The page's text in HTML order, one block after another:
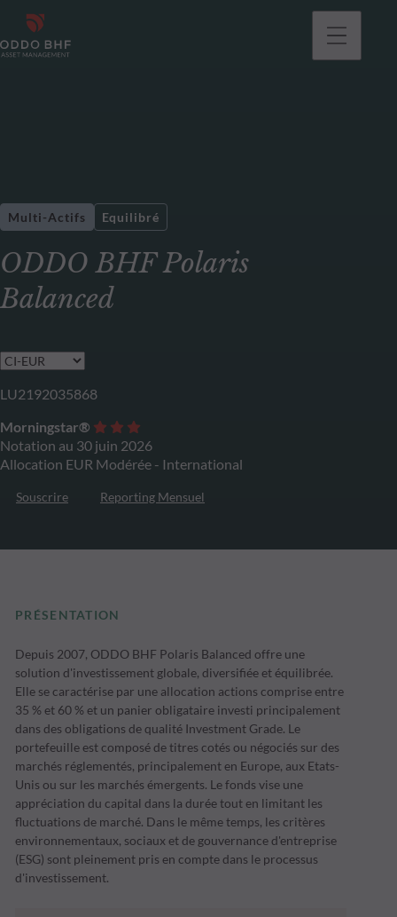
ODDO BHF Polaris
Balanced
Multi-Actifs Equilibré
LU2192035868
Morningstar®
Notation au 30 juin 2026
Allocation EUR Modérée - International
Souscrire Reporting Mensuel
PRÉSENTATION
Depuis 2007, ODDO BHF Polaris Balanced offre une
solution d'investissement globale, diversifiée et équilibrée.
Elle se caractérise par une allocation actions comprise entre
35 % et 60 % et un panier obligataire investi principalement
dans des obligations de qualité Investment Grade. Le
portefeuille est composé de titres cotés ou négociés sur des
marchés réglementés, principalement en Europe, aux Etats-
Unis ou sur les marchés émergents. Le fonds vise une
appréciation du capital dans la durée tout en limitant les
fluctuations de marché. Dans le même temps, les critères
environnementaux, sociaux et de gouvernance d'entreprise
(ESG) sont pleinement pris en compte dans le processus
d'investissement.